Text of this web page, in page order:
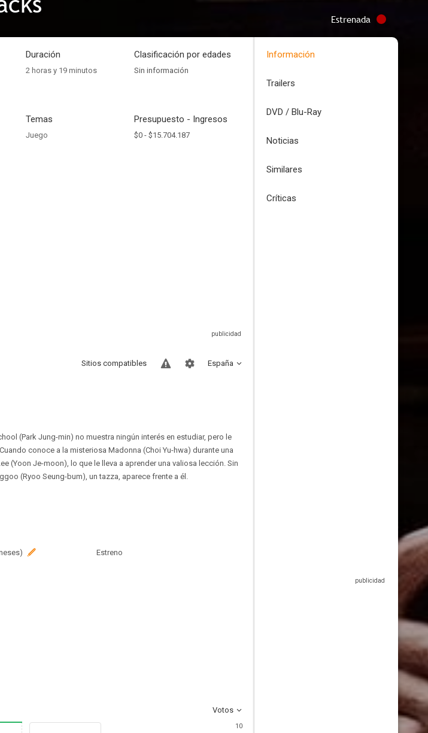
Estrenada
Duración
2 horas y 19 minutos
Clasificación por edades
Sin información
Temas
Juego
Presupuesto - Ingresos
$0 - $15.704.187
España
Sitios compatibles
(Park Jung-min) no muestra ningún interés en estudiar, pero le
conoce a la misteriosa Madonna (Choi Yu-hwa) durante una
(Yoon Je-moon), lo que le lleva a aprender una valiosa lección. Sin
(Ryoo Seung-bum), un tazza, aparece frente a él.
Estreno
Votos
10
Información
Trailers
DVD / Blu-Ray
Noticias
Similares
Críticas